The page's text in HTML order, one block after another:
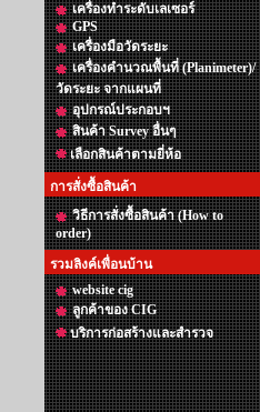
เครื่องทำระดับเลเซอร์
GPS
เครื่องมือวัดระยะ
เครื่องคำนวณพื้นที่ (Planimeter)/
วัดระยะ จากแผนที่
อุปกรณ์ประกอบฯ
สินค้า Survey อื่นๆ
เลือกสินค้าตามยี่ห้อ
การสั่งซื้อสินค้า
วิธีการสั่งซื้อสินค้า (How to
order)
รวมลิงค์เพื่อนบ้าน
website cig
ลูกค้าของ CIG
บริการก่อสร้างและสำรวจ